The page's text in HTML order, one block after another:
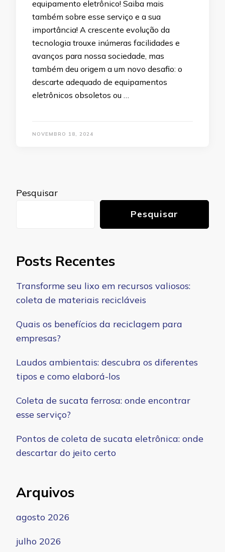
equipamento eletrônico! Saiba mais
também sobre esse serviço e a sua
importância! A crescente evolução da
tecnologia trouxe inúmeras facilidades e
avanços para nossa sociedade, mas
também deu origem a um novo desafio: o
descarte adequado de equipamentos
eletrônicos obsoletos ou …
NOVEMBRO 18, 2024
Pesquisar
Pesquisar
Posts Recentes
Transforme seu lixo em recursos valiosos:
coleta de materiais recicláveis
Quais os benefícios da reciclagem para
empresas?
Laudos ambientais: descubra os diferentes
tipos e como elaborá-los
Coleta de sucata ferrosa: onde encontrar
esse serviço?
Pontos de coleta de sucata eletrônica: onde
descartar do jeito certo
Arquivos
agosto 2026
julho 2026